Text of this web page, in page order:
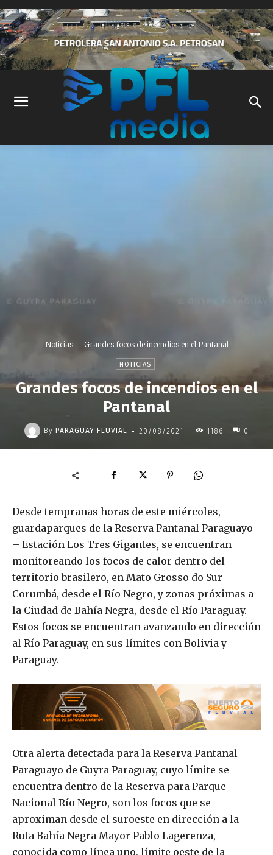
Noticias Grandes focos de incendios en el Pantanal
NOTICIAS
Grandes focos de incendios en el
Pantanal
By PARAGUAY FLUVIAL - 20/08/2021 1186 0
Desde tempranas horas de este miércoles,
guardaparques de la Reserva Pantanal Paraguayo
– Estación Los Tres Gigantes, se encuentran
monitoreando los focos de calor dentro del
territorio brasilero, en Mato Grosso do Sur
Corumbá, desde el Río Negro, y zonas próximas a
la Ciudad de Bahía Negra, desde el Río Paraguay.
Estos focos se encuentran avanzando en dirección
al Río Paraguay, en sus límites con Bolivia y
Paraguay.
Otra alerta detectada para la Reserva Pantanal
Paraguayo de Guyra Paraguay, cuyo límite se
encuentra dentro de la Reserva para Parque
Nacional Río Negro, son los focos que se
aproximan desde el suroeste en dirección a la
Ruta Bahía Negra Mayor Pablo Lagerenza,
conocida como línea uno, límite oeste de la